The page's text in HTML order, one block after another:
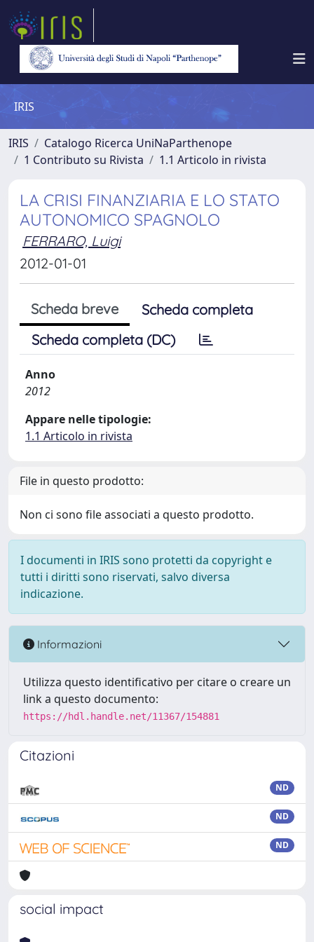
IRIS
IRIS
Catalogo Ricerca UniNaParthenope
1 Contributo su Rivista
1.1 Articolo in rivista
LA CRISI FINANZIARIA E LO STATO
AUTONOMICO SPAGNOLO
FERRARO, Luigi
2012-01-01
Scheda breve
Scheda completa
Scheda completa (DC)
Anno
2012
Appare nelle tipologie:
1.1 Articolo in rivista
File in questo prodotto:
Non ci sono file associati a questo prodotto.
I documenti in IRIS sono protetti da copyright e
tutti i diritti sono riservati, salvo diversa
indicazione.
Informazioni
Utilizza questo identificativo per citare o creare un
link a questo documento:
https://hdl.handle.net/11367/154881
Citazioni
ND
ND
ND
social impact